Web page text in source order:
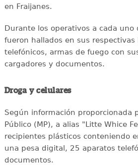
en Fraijanes.
Durante los operativos a cada uno
fueron hallados en sus
telefónicos, armas de fuego con
cargadores y documentos.
Droga y celulares
Según información proporcionada
Público (MP), a alias "Litte Whice
recipientes plásticos conteniendo
una pesa digital, 25 aparatos
documentos.